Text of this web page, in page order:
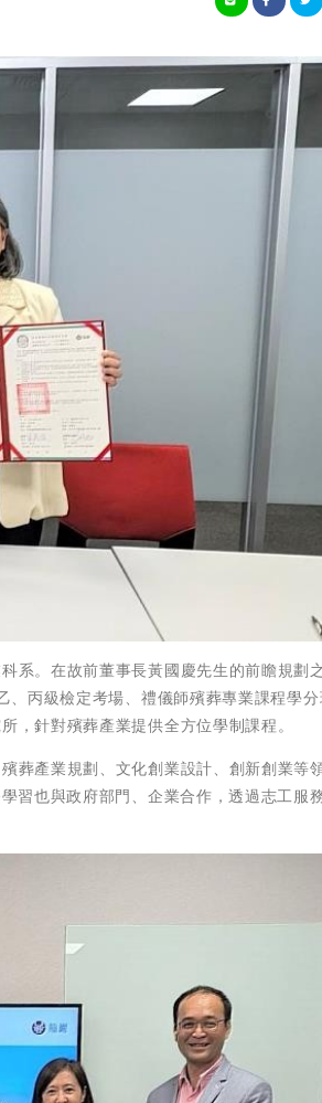
系。在故前董事長黃國慶先生的前瞻規劃
丙級檢定考場、禮儀師殯葬專業課程學分
，針對殯葬產業提供全方位學制課程。
葬產業規劃、文化創業設計、創新創業等領
習也與政府部門、企業合作，透過志工服